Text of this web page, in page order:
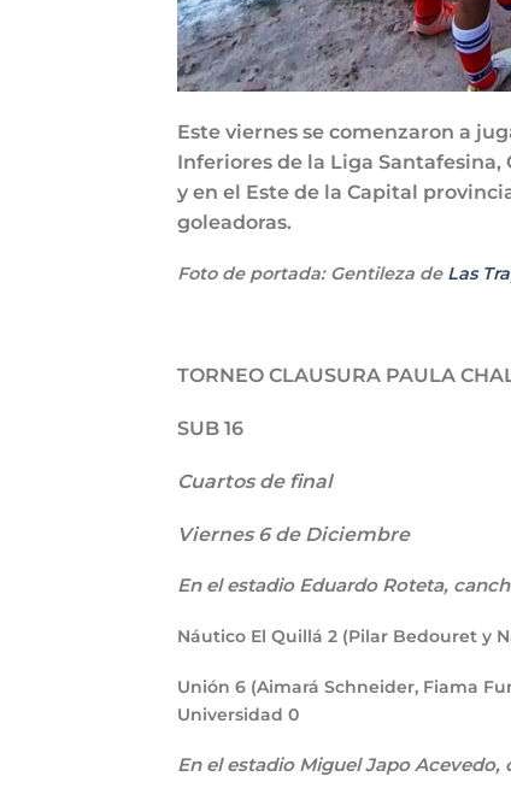
Este viernes se comenzaron a
Inferiores de la Liga
y en el Este de la Capital
goleadoras.
Foto de portada: Gentileza de Las
TORNEO CLAUSURA PAULA
SUB 16
Cuartos de final
Viernes 6 de Diciembre
En el estadio Eduardo Roteta,
Náutico El Quillá 2 (Pilar Bedouret y
Unión 6 (Aimará Schneider, Fiama
Universidad 0
En el estadio Miguel Japo